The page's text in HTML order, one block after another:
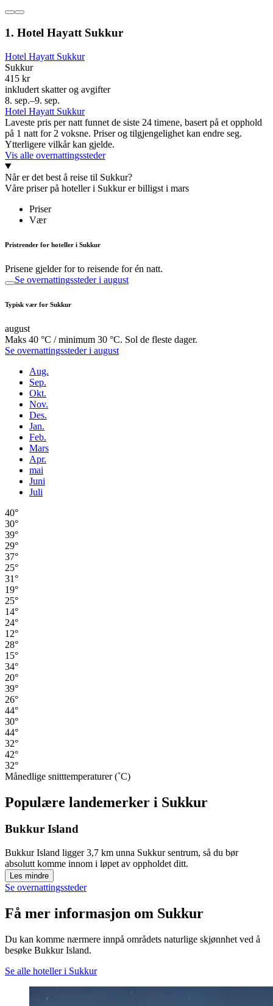
1. Hotel Hayatt Sukkur
Hotel Hayatt Sukkur
Sukkur
415 kr
inkludert skatter og avgifter
8. sep.–9. sep.
Hotel Hayatt Sukkur
Laveste pris per natt funnet de siste 24 timene, basert på et opphold
på 1 natt for 2 voksne. Priser og tilgjengelighet kan endre seg.
Ytterligere vilkår kan gjelde.
Vis alle overnattingssteder
Når er det best å reise til Sukkur?
Våre priser på hoteller i Sukkur er billigst i mars
Priser
Vær
Pristrender for hoteller i Sukkur
Prisene gjelder for to reisende for én natt.
Se overnattingssteder i august
Typisk vær for Sukkur
august
Maks 40 °C / minimum 30 °C. Sol de fleste dager.
Se overnattingssteder i august
Aug.
Sep.
Okt.
Nov.
Des.
Jan.
Feb.
Mars
Apr.
mai
Juni
Juli
40°
30°
39°
29°
37°
25°
31°
19°
25°
14°
24°
12°
28°
15°
34°
20°
39°
26°
44°
30°
44°
32°
42°
32°
Månedlige snitttemperaturer (˚C)
Populære landemerker i Sukkur
Bukkur Island
Bukkur Island ligger 3,7 km unna Sukkur sentrum, så du bør
absolutt komme innom i løpet av oppholdet ditt.
Les mindre
Se overnattingssteder
Få mer informasjon om Sukkur
Du kan komme nærmere innpå områdets naturlige skjønnhet ved å
besøke Bukkur Island.
Se alle hoteller i Sukkur